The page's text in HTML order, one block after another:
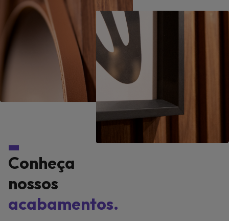
Conheça
nossos
acabamentos.